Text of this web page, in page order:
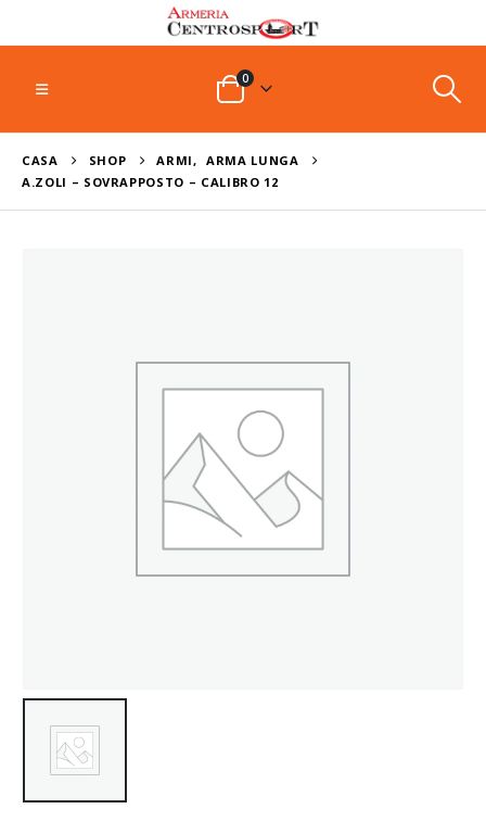
0
CASA SHOP ARMI,
ARMA LUNGA
A.ZOLI – SOVRAPPOSTO – CALIBRO 12